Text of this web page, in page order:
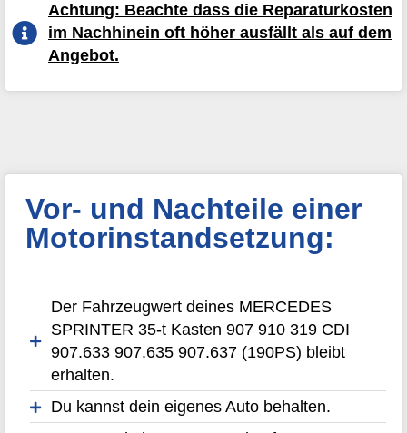
Achtung: Beachte dass die Reparaturkosten
im Nachhinein oft höher ausfällt als auf dem
Angebot.
Vor- und Nachteile einer
Motorinstandsetzung:
Der Fahrzeugwert deines MERCEDES
SPRINTER 35-t Kasten 907 910 319 CDI
907.633 907.635 907.637 (190PS) bleibt
erhalten.
Du kannst dein eigenes Auto behalten.